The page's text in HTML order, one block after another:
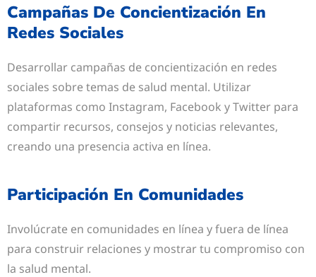
Campañas De Concientización En
Redes Sociales
Desarrollar campañas de concientización en redes
sociales sobre temas de salud mental. Utilizar
plataformas como Instagram, Facebook y Twitter para
compartir recursos, consejos y noticias relevantes,
creando una presencia activa en línea.
Participación En Comunidades
Involúcrate en comunidades en línea y fuera de línea
para construir relaciones y mostrar tu compromiso con
la salud mental.